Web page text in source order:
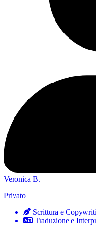
Veronica B.
Privato
Scrittura e
Traduzione e